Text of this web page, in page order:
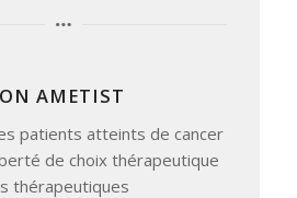
AMETIST
patients atteints de cancer
de choix thérapeutique
thérapeutiques